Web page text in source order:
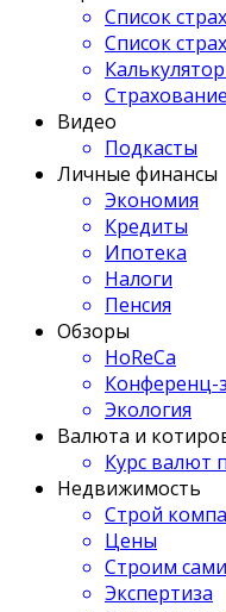
Список
Список
Страхование
Видео
Подкасты
Личные финансы
Экономия
Кредиты
Ипотека
Налоги
Пенсия
Обзоры
HoReCa
Конференц-
Экология
Валюта и
Курс валют
Недвижимость
Строй
Цены
Строим сами
Экспертиза